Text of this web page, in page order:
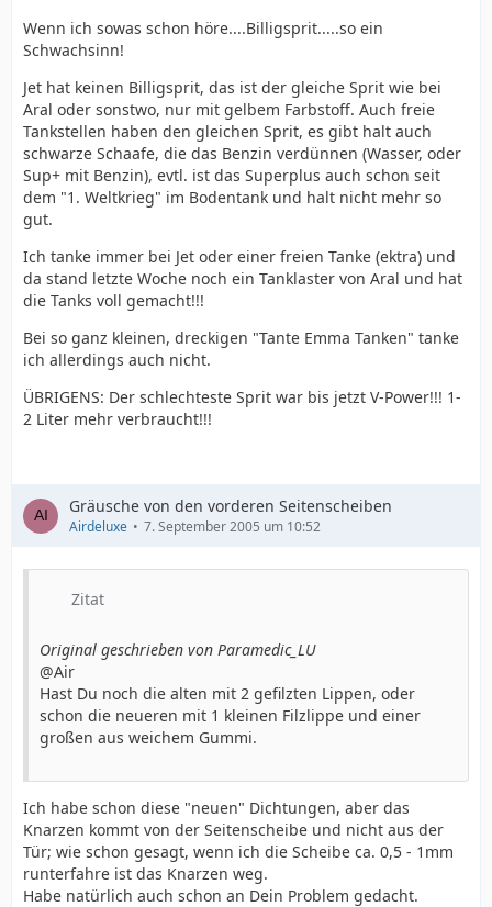
Wenn ich sowas schon höre....Billigsprit.....so ein
Schwachsinn!
Jet hat keinen Billigsprit, das ist der gleiche Sprit wie bei
Aral oder sonstwo, nur mit gelbem Farbstoff. Auch freie
Tankstellen haben den gleichen Sprit, es gibt halt auch
schwarze Schaafe, die das Benzin verdünnen (Wasser, oder
Sup+ mit Benzin), evtl. ist das Superplus auch schon seit
dem "1. Weltkrieg" im Bodentank und halt nicht mehr so
gut.
Ich tanke immer bei Jet oder einer freien Tanke (ektra) und
da stand letzte Woche noch ein Tanklaster von Aral und hat
die Tanks voll gemacht!!!
Bei so ganz kleinen, dreckigen "Tante Emma Tanken" tanke
ich allerdings auch nicht.
ÜBRIGENS: Der schlechteste Sprit war bis jetzt V-Power!!! 1-
2 Liter mehr verbraucht!!!
Gräusche von den vorderen Seitenscheiben
Airdeluxe 7. September 2005 um 10:52
Zitat
Original geschrieben von Paramedic_LU
@Air
Hast Du noch die alten mit 2 gefilzten Lippen, oder
schon die neueren mit 1 kleinen Filzlippe und einer
großen aus weichem Gummi.
Ich habe schon diese "neuen" Dichtungen, aber das
Knarzen kommt von der Seitenscheibe und nicht aus der
Tür; wie schon gesagt, wenn ich die Scheibe ca. 0,5 - 1mm
runterfahre ist das Knarzen weg.
Habe natürlich auch schon an Dein Problem gedacht.